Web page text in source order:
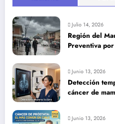
Julio 14, 2026
Región del
Preventiva
Junio 13, 2026
Detección
cáncer de
Junio 13, 2026